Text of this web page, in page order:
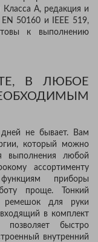
A, редакция и
EN 50160 и IEEE 519,
к выполнению
В ЛЮБОЕ
не бывает. Вам
который можно
выполнения любой
ассортименту
приборы
проще. Тонкий
ремешок для руки
в комплект
быстро
внутренний